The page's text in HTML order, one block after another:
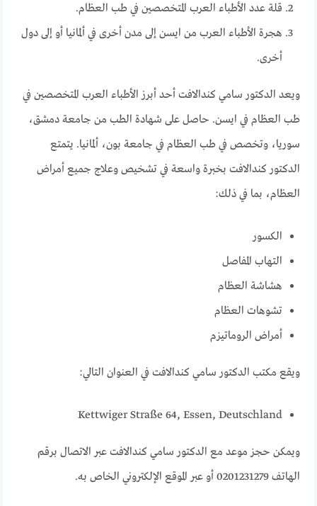
قلة عدد الأطباء العرب المتخصصين في طب العظام.
هجرة الأطباء العرب من ايسن إلى مدن أخرى في ألمانيا أو إلى دول
أخرى.
ويعد الدكتور سامي كندالافت أحد أبرز الأطباء العرب المتخصصين في
طب العظام في ايسن. حاصل على شهادة الطب من جامعة دمشق،
سوريا، وتخصص في طب العظام في جامعة بون، ألمانيا. يتمتع
الدكتور كندالافت بخبرة واسعة في تشخيص وعلاج جميع أمراض
العظام، بما في ذلك:
الكسور
التهاب المفاصل
هشاشة العظام
تشوهات العظام
أمراض الروماتيزم
ويقع مكتب الدكتور سامي كندالافت في العنوان التالي:
Kettwiger Straße 64, Essen, Deutschland
ويمكن حجز موعد مع الدكتور سامي كندالافت عبر الاتصال برقم
الهاتف 0201231279 أو عبر الموقع الإلكتروني الخاص به.